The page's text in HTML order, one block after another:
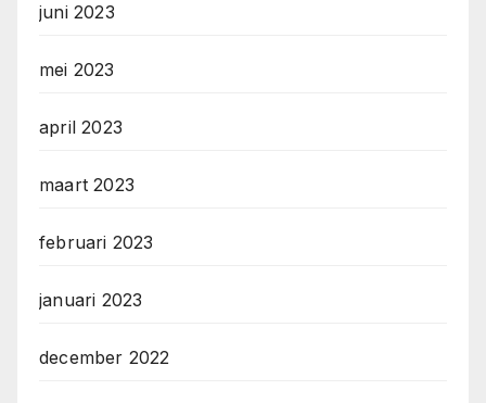
juni 2023
mei 2023
april 2023
maart 2023
februari 2023
januari 2023
december 2022